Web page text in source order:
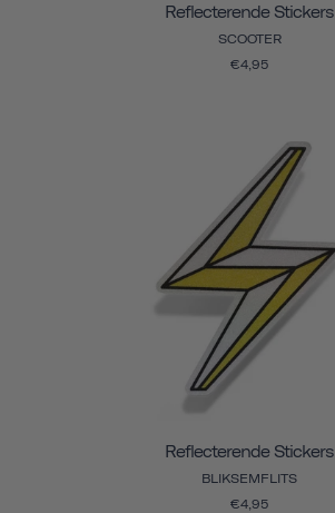
Reflecterende Stickers
SCOOTER
€4,95
Reflecterende Stickers
BLIKSEMFLITS
€4,95